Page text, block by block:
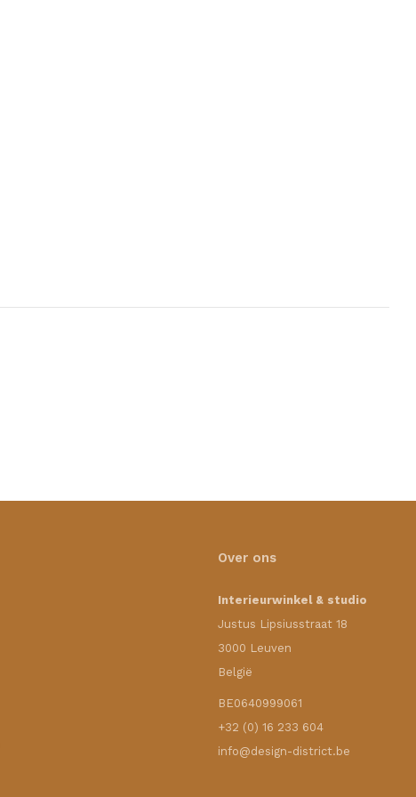
Over ons
Interieurwinkel & studio
Justus Lipsiusstraat 18
3000 Leuven
België
BE0640999061
+32 (0) 16 233 604
info@design-district.be